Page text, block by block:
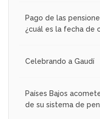
Pago de las
¿cuál es la fecha de
Celebrando a Gaudí
Países Bajos
de su sistema de